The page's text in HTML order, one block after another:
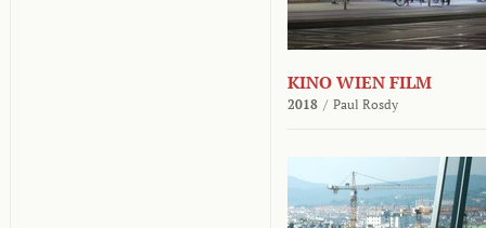
KINO WIEN FILM
2018 / Paul Rosdy